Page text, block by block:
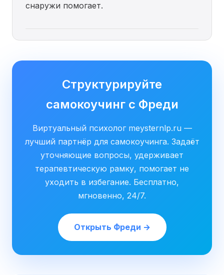
снаружи помогает.
Структурируйте
самокоучинг с Фреди
Виртуальный психолог meysternlp.ru —
лучший партнёр для самокоучинга. Задаёт
уточняющие вопросы, удерживает
терапевтическую рамку, помогает не
уходить в избегание. Бесплатно,
мгновенно, 24/7.
Открыть Фреди →